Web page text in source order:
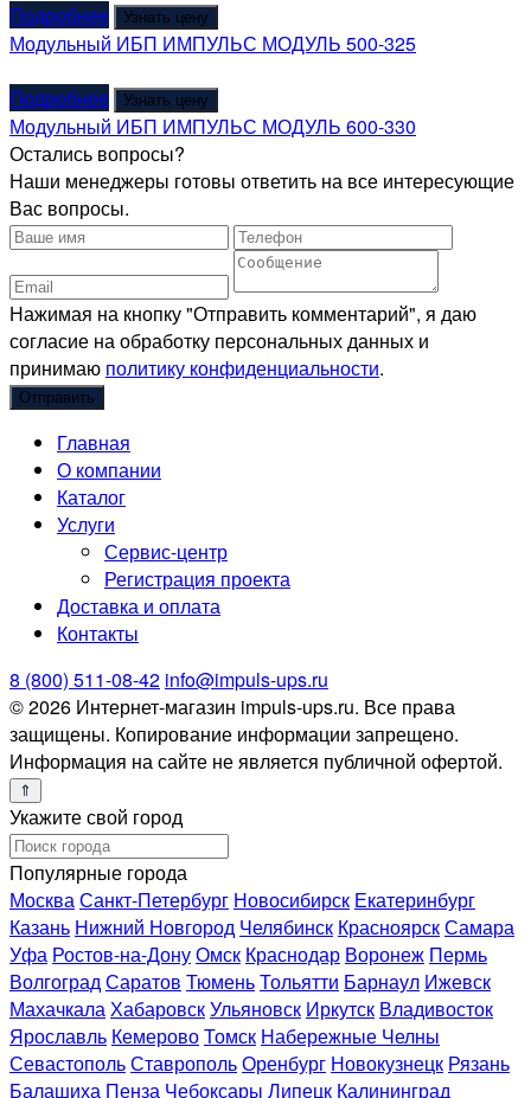
Подробнее
Узнать цену
Модульный ИБП ИМПУЛЬС МОДУЛЬ 500-325
Подробнее
Узнать цену
Модульный ИБП ИМПУЛЬС МОДУЛЬ 600-330
Остались вопросы?
Наши менеджеры готовы ответить на все интересующие
Вас вопросы.
Нажимая на кнопку "Отправить комментарий", я даю
согласие на обработку персональных данных и
принимаю политику конфиденциальности.
Главная
О компании
Каталог
Услуги
Сервис-центр
Регистрация проекта
Доставка и оплата
Контакты
8 (800) 511-08-42 info@impuls-ups.ru
© 2026 Интернет-магазин impuls-ups.ru. Все права
защищены. Копирование информации запрещено.
Информация на сайте не является публичной офертой.
Укажите свой город
Популярные города
МоскваСанкт-Петербург Новосибирск Екатеринбург
Казань Нижний Новгород Челябинск КрасноярскСамара
Уфа Ростов-на-ДонуОмск Краснодар Воронеж Пермь
ВолгоградСаратов ТюменьТольятти Барнаул Ижевск
МахачкалаХабаровскУльяновск Иркутск Владивосток
Ярославль КемеровоТомск Набережные Челны
СевастопольСтавропольОренбург Новокузнецк Рязань
Балашиха Пенза Чебоксары Липецк Калининград